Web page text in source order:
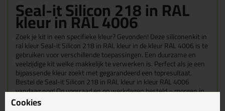
Seal-it Silicon 218 in RAL
kleur in RAL 4006
Zoek je kit in een specifieke kleur? Gevonden! Deze siliconenkit in
ral kleur Seal-it Silicon 218 in RAL kleur in de kleur RAL 4006 is te
gebruiken voor verschillende toepassingen. Een duurzame en
veelzijdige kit welke makkelijk te verwerken is. Perfect als je een
bijpassende kleur zoekt met gegarandeerd een topresultaat.
Bestel de Seal-it Silicon 218 in RAL kleur in kleur RAL 4006
vandaag nog! Op voorraad en op werkdagen besteld = morgen in
huis.
Cookies